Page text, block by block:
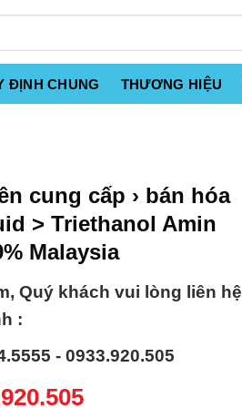
ĐỊNH CHUNG THƯƠNG HIỆU
cung cấp › bán hóa
> Triethanol Amin
Malaysia
Quý khách vui lòng liên hệ
:
- 0933.920.505